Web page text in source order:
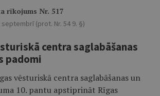
rīkojums Nr. 517
septembrī (prot. Nr. 54 9. §)
centra saglabāšanas
padomi
vēsturiskā centra saglabāšanas un
10. pantu apstiprināt Rīgas